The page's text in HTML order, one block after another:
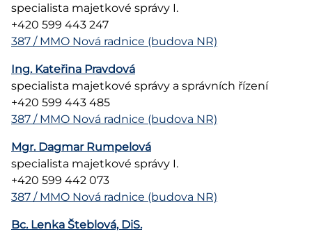
specialista majetkové správy I.
+420 599 443 247
387 / MMO Nová radnice (budova NR)
Ing. Kateřina Pravdová
specialista majetkové správy a správních řízení
+420 599 443 485
387 / MMO Nová radnice (budova NR)
Mgr. Dagmar Rumpelová
specialista majetkové správy I.
+420 599 442 073
387 / MMO Nová radnice (budova NR)
Bc. Lenka Šteblová, DiS.